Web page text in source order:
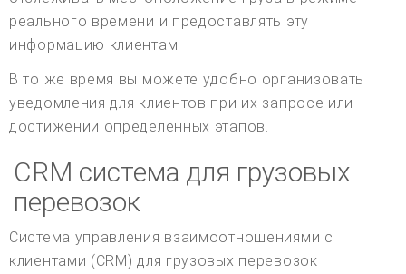
реального времени и предоставлять эту
информацию клиентам.
В то же время вы можете удобно организовать
уведомления для клиентов при их запросе или
достижении определенных этапов.
CRM система для грузовых
перевозок
Система управления взаимоотношениями с
клиентами (CRM) для грузовых перевозок